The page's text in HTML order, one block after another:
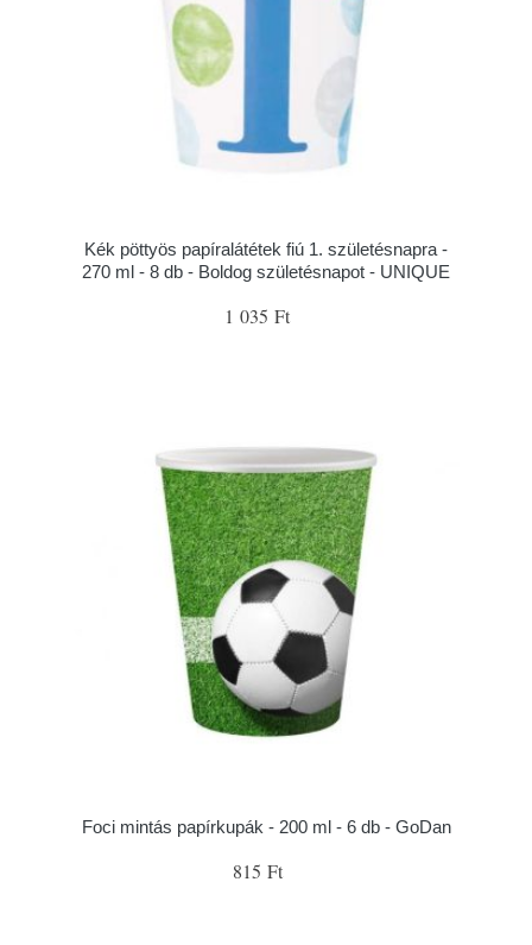
Kék pöttyös papíralátétek fiú 1. születésnapra -
270 ml - 8 db - Boldog születésnapot - UNIQUE
1 035 Ft
Foci mintás papírkupák - 200 ml - 6 db - GoDan
815 Ft